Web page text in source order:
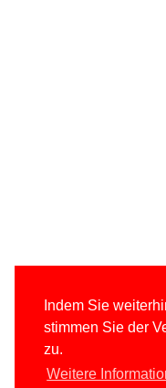
Indem Sie
stimmen Sie der
zu.
Weitere